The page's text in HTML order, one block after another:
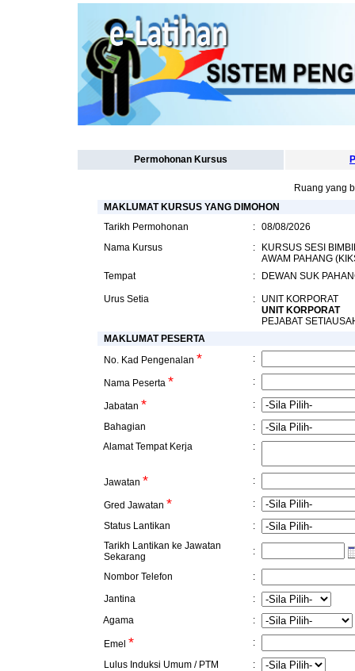
Permohonan Kursus
Ruang yang
MAKLUMAT KURSUS YANG DIMOHON
Tarikh Permohonan
:
08/08/2026
Nama Kursus
:
KURSUS SESI
AWAM PAHANG
Tempat
: DEWAN SUK
Urus Setia :
UNIT KORPORAT
UNIT KORPORAT
PEJABAT
MAKLUMAT PESERTA
No. Kad Pengenalan * :
Nama Peserta * :
Jabatan *
:
Bahagian
:
Alamat Tempat Kerja
:
Jawatan * :
Gred Jawatan *
:
Status Lantikan
:
Tarikh Lantikan ke Jawatan
Sekarang
:
Nombor Telefon
:
Jantina
:
Agama
:
Emel *
:
Lulus Induksi Umum / PTM
: